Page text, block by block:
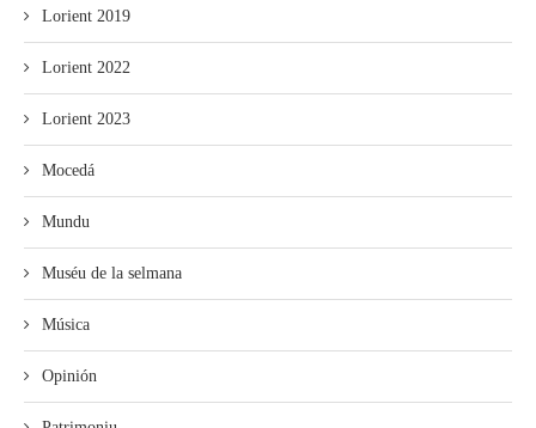
Lorient 2019
Lorient 2022
Lorient 2023
Mocedá
Mundu
Muséu de la selmana
Música
Opinión